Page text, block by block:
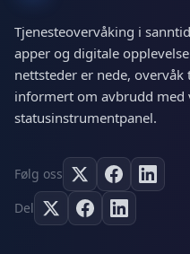
Tjenesteovervåking i
apper og digitale
nettsteder er nede,
informert om avbrudd med
statusinstrumentpanel.
Følg oss
Del